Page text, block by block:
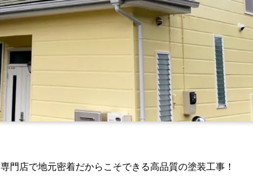
専門店で地元密着だからこそできる高品質の塗装工事！